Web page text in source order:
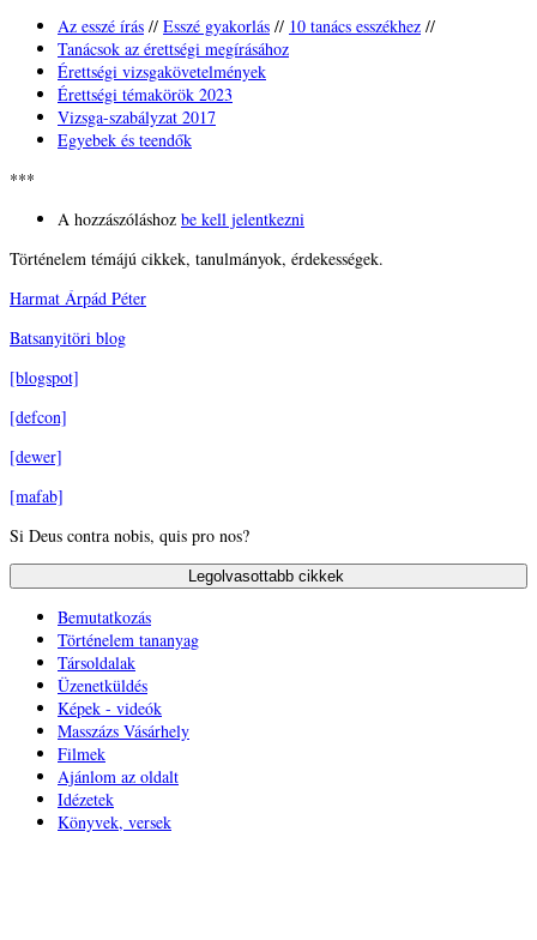
Az esszé írás // Esszé gyakorlás // 10 tanács esszékhez //
Tanácsok az érettségi megírásához
Érettségi vizsgakövetelmények
Érettségi témakörök 2023
Vizsga-szabályzat 2017
Egyebek és teendők
***
A hozzászóláshoz be kell jelentkezni
Történelem témájú cikkek, tanulmányok, érdekességek.
Harmat Árpád Péter
Batsanyitöri blog
[blogspot]
[defcon]
[dewer]
[mafab]
Si Deus contra nobis, quis pro nos?
Bemutatkozás
Történelem tananyag
Társoldalak
Üzenetküldés
Képek - videók
Masszázs Vásárhely
Filmek
Ajánlom az oldalt
Idézetek
Könyvek, versek